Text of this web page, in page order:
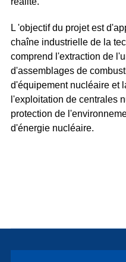
L 'objectif du projet est
chaîne industrielle de la
comprend l'extraction de
d'assemblages de
d'équipement nucléaire et
l'exploitation de centrales
protection de
d'énergie nucléaire.